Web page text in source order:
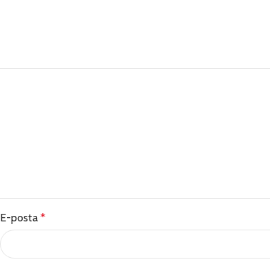
E-posta *